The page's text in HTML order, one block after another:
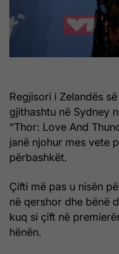
Regjisori i Zelandës
gjithashtu në Sydney
“Thor: Love And
janë njohur mes vete
përbashkët.
Çifti më pas u nisën
në qershor dhe bënë
kuq si çift në
hënën.